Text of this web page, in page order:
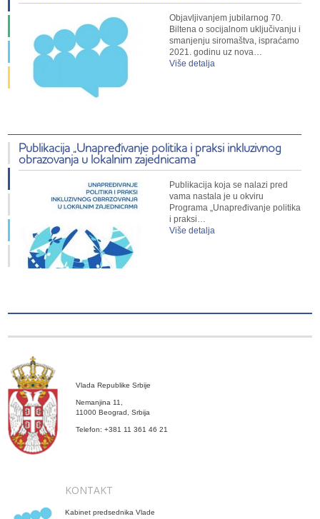
Objavljivanjem jubilarnog 70.
Biltena o socijalnom uključivanju i
smanjenju siromaštva, ispraćamo
2021. godinu uz nova…
Više detalja
Publikacija „Unapređivanje politika i praksi inkluzivnog
obrazovanja u lokalnim zajednicama”
Publikacija koja se nalazi pred
vama nastala je u okviru
Programa „Unapređivanje politika
i praksi…
Više detalja
Vlada Republike Srbije
Nemanjina 11,
11000 Beograd, Srbija
Telefon: +381 11 361 46 21
KONTAKT
Kabinet predsednika Vlade